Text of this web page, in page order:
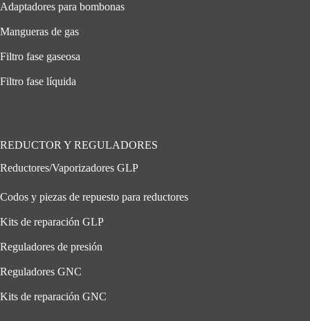
Adaptadores para bombonas
Mangueras de gas
Filtro fase gaseosa
Filtro fase líquida
REDUCTOR Y REGULADORES
Reductores/Vaporizadores GLP
Codos y piezas de repuesto para reductores
Kits de reparación GLP
Reguladores de presión
Reguladores GNC
Kits de reparación GNC